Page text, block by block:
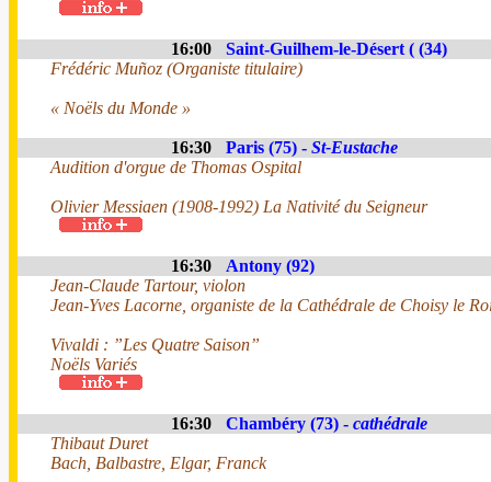
16:00
Saint-Guilhem-le-Désert ( (34)
Frédéric Muñoz (Organiste titulaire)
« Noëls du Monde »
16:30 Paris (75) - St-Eustache
Audition d'orgue de Thomas Ospital
Olivier Messiaen (1908-1992) La Nativité du Seigneur
16:30
Antony (92)
Jean-Claude Tartour, violon
Jean-Yves Lacorne, organiste de la Cathédrale de Choisy le
Vivaldi : ”Les Quatre Saison”
Noëls Variés
16:30 Chambéry (73) - cathédrale
Thibaut Duret
Bach, Balbastre, Elgar, Franck